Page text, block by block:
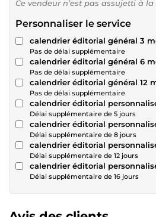
Ce vendeur n’est pas assujetti à la
Personnaliser le service
calendrier éditorial général 3
Pas de délai supplémentaire
calendrier éditorial général 6
Pas de délai supplémentaire
calendrier éditorial général 12
Pas de délai supplémentaire
calendrier éditorial
Délai supplémentaire de 5 jours
calendrier éditorial
Délai supplémentaire de 8 jours
calendrier éditorial
Délai supplémentaire de 12 jours
calendrier éditorial
Délai supplémentaire de 16 jours